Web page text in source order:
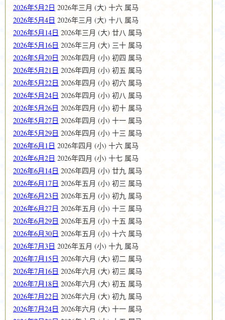
2026年5月2日 2026年三月 (大) 十六 属马
2026年5月4日 2026年三月 (大) 十八 属马
2026年5月14日 2026年三月 (大) 廿八 属马
2026年5月16日 2026年三月 (大) 三十 属马
2026年5月20日 2026年四月 (小) 初四 属马
2026年5月21日 2026年四月 (小) 初五 属马
2026年5月22日 2026年四月 (小) 初六 属马
2026年5月24日 2026年四月 (小) 初八 属马
2026年5月26日 2026年四月 (小) 初十 属马
2026年5月27日 2026年四月 (小) 十一 属马
2026年5月29日 2026年四月 (小) 十三 属马
2026年6月1日 2026年四月 (小) 十六 属马
2026年6月2日 2026年四月 (小) 十七 属马
2026年6月14日 2026年四月 (小) 廿九 属马
2026年6月17日 2026年五月 (小) 初三 属马
2026年6月23日 2026年五月 (小) 初九 属马
2026年6月27日 2026年五月 (小) 十三 属马
2026年6月29日 2026年五月 (小) 十五 属马
2026年6月30日 2026年五月 (小) 十六 属马
2026年7月3日 2026年五月 (小) 十九 属马
2026年7月15日 2026年六月 (大) 初二 属马
2026年7月16日 2026年六月 (大) 初三 属马
2026年7月18日 2026年六月 (大) 初五 属马
2026年7月22日 2026年六月 (大) 初九 属马
2026年7月24日 2026年六月 (大) 十一 属马